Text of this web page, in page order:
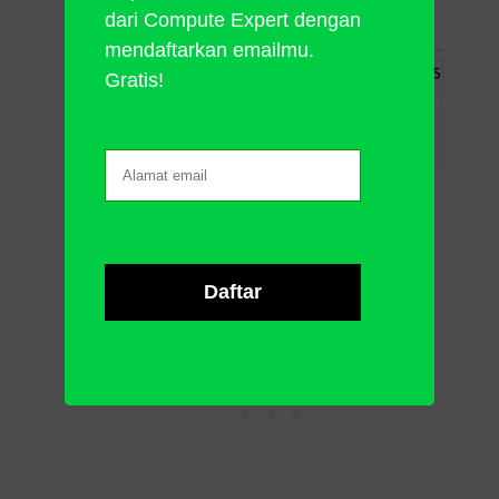
dari Compute Expert dengan
mendaftarkan emailmu.
Gratis!